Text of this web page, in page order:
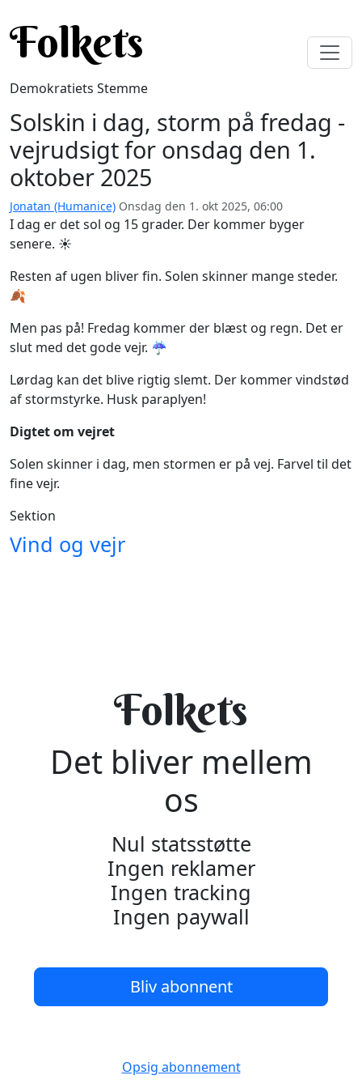
Folkets
Demokratiets Stemme
Solskin i dag, storm på fredag -
vejrudsigt for onsdag den 1.
oktober 2025
Jonatan (Humanice) Onsdag den 1. okt 2025, 06:00
I dag er det sol og 15 grader. Der kommer byger
senere. ☀️
Resten af ugen bliver fin. Solen skinner mange steder.
🍂
Men pas på! Fredag kommer der blæst og regn. Det er
slut med det gode vejr. ☔️
Lørdag kan det blive rigtig slemt. Der kommer vindstød
af stormstyrke. Husk paraplyen!
Digtet om vejret
Solen skinner i dag, men stormen er på vej. Farvel til det
fine vejr.
Sektion
Vind og vejr
Folkets
Det bliver mellem
os
Nul statsstøtte
Ingen reklamer
Ingen tracking
Ingen paywall
Bliv abonnent
Opsig abonnement